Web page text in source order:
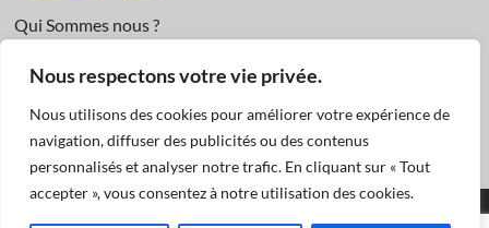
Nous respectons votre vie privée.
Nous utilisons des cookies pour améliorer votre expérience de
navigation, diffuser des publicités ou des contenus
personnalisés et analyser notre trafic. En cliquant sur « Tout
accepter », vous consentez à notre utilisation des cookies.
Qui Sommes nous ?
Informations légales et Protection des données.
Nous Contacter